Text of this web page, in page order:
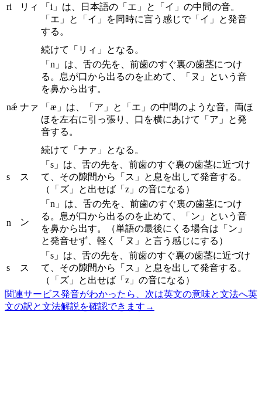
ri リィ
「i」は、日本語の「エ」と「イ」の中間の音。
「エ」と「イ」を同時に言う感じで「イ」と発音
する。
続けて「リィ」となる。
nǽ ナァ
「n」は、舌の先を、前歯のすぐ裏の歯茎につけ
る。息が口から出るのを止めて、「ヌ」という音
を鼻から出す。
「æ」は、「ア」と「エ」の中間のような音。両ほ
ほを左右に引っ張り、口を横にあけて「ア」と発
音する。
続けて「ナァ」となる。
s ス
「s」は、舌の先を、前歯のすぐ裏の歯茎に近づけ
て、その隙間から「ス」と息を出して発音する。
（「ズ」と出せば「z」の音になる）
n ン
「n」は、舌の先を、前歯のすぐ裏の歯茎につけ
る。息が口から出るのを止めて、「ン」という音
を鼻から出す。（単語の最後にくる場合は「ン」
と発音せず、軽く「ヌ」と言う感じにする）
s ス
「s」は、舌の先を、前歯のすぐ裏の歯茎に近づけ
て、その隙間から「ス」と息を出して発音する。
（「ズ」と出せば「z」の音になる）
関連サービス発音がわかったら、次は英文の意味と文法へ英
文の訳と文法解説を確認できます →